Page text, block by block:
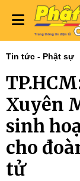
Tin tức - Phật sự
Xuyên
sinh
cho
tử